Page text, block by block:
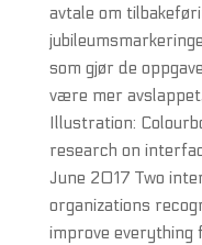
avtale om
som gjør de
være mer
Illustration:
research on
June 2017 Two
organizations
improve